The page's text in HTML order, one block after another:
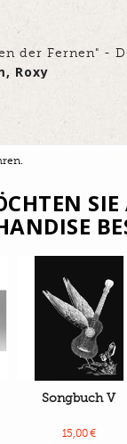
der Fernen" -
Roxy
SIE
Songbuch V
15,00 €